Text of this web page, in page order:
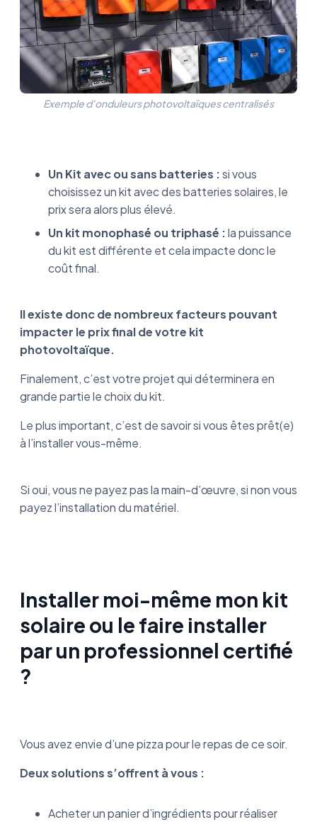
Exemple d'onduleurs photovoltaïques centralisés
Un Kit avec ou sans batteries :si vous
choisissez un kit avec des batteries solaires, le
prix sera alors plus élevé.
Un kit monophasé ou triphasé :la puissance
du kit est différente et cela impacte donc le
coût final.
Il existe donc de nombreux facteurs pouvant
impacter le prix final de votre kit
photovoltaïque.
Finalement, c’est votre projet qui déterminera en
grande partie le choix du kit.
Le plus important, c’est de savoir si vous êtes prêt(e)
à l’installer vous-même.
Si oui, vous ne payez pas la main-d’œuvre, si non vous
payez l’installation du matériel.
Installer moi-même mon kit
solaire ou le faire installer
par un professionnel certifié
?
Vous avez envie d’une pizza pour le repas de ce soir.
Deux solutions s’offrent à vous :
Acheter un panier d’ingrédients pour réaliser